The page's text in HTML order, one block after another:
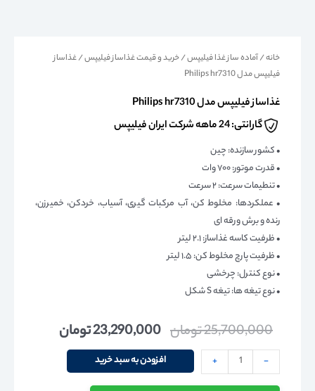
خانه/آماده ساز غذا فیلیپس/خرید و قیمت غذاساز فیلیپس/ غذاساز
فیلیپس مدل Philips hr7310
غذاساز فیلیپس مدل Philips hr7310
گارانتی: 24 ماهه شرکت ایران فیلیپس
• کشور سازنده: چین
• قدرت موتور: ۷۰۰ وات
• تنطیمات سرعت: ۲ سرعت
• عملکردها: مخلوط کن، آب مرکبات گیری، آسیاب، خردکن، خمیرزن،
رنده و برش ورقه ای
• ظرفیت کاسه غذاساز: ۲.۱ لیتر
• ظرفیت پارچ مخلوط کن: ۱.۵ لیتر
• نوع کنترل: چرخشی
• نوع تیغه ها: تیغه S شکل
25,700,000تومان 23,290,000تومان
-
+ افزودن به سبد خرید